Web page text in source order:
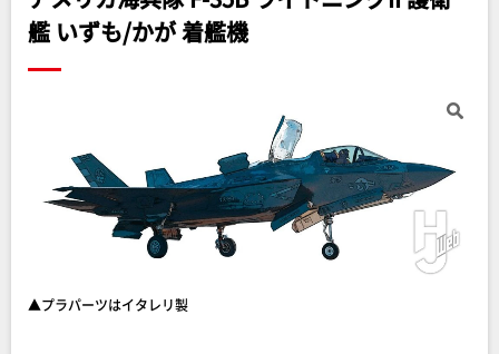
艦 いずも/かが 着艦機
▲プラパーツはイタレリ製